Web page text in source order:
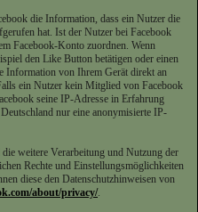
die Information, dass ein Nutzer die
hat. Ist der Nutzer bei Facebook
Facebook-Konto zuordnen. Wenn
den Like Button betätigen oder einen
Information von Ihrem Gerät direkt an
ein Nutzer kein Mitglied von Facebook
seine IP-Adresse in Erfahrung
nur eine anonymisierte IP-
weitere Verarbeitung und Nutzung der
Rechte und Einstellungsmöglichkeiten
diese den Datenschutzhinweisen von
about/privacy/.